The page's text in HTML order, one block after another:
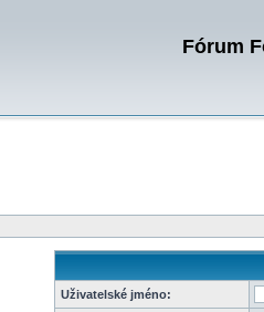
Fórum
Uživatelské jméno: